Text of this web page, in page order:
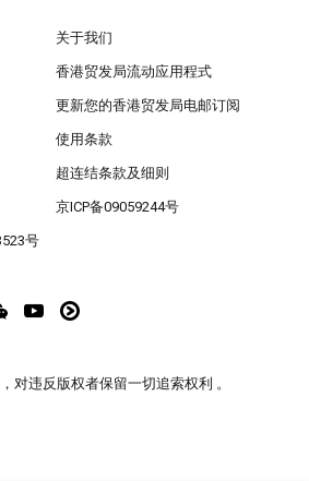
关于我们
香港贸发局流动应用程式
更新您的香港贸发局电邮订阅
使用条款
超连结条款及细则
京ICP备09059244号
号
对违反版权者保留一切追索权利 。